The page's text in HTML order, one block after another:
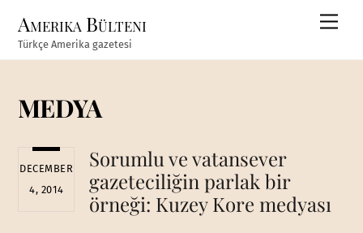
content
Amerika Bülteni
Türkçe Amerika gazetesi
MEDYA
DECEMBER
4, 2014
Sorumlu ve vatansever
gazeteciliğin parlak bir
örneği: Kuzey Kore medyası